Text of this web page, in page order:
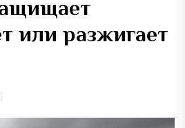
или разжигает